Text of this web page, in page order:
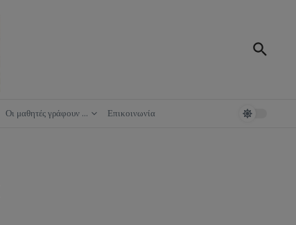
Οι μαθητές γράφουν … Επικοινωνία